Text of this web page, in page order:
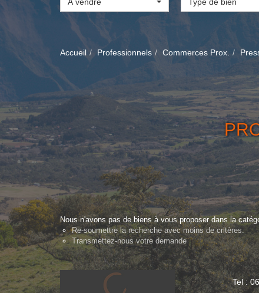
Accueil Professionnels Commerces Prox.
Nous n'avons pas de biens à vous proposer dans la
Re-soumettre la recherche avec moins de critères.
Transmettez-nous votre demande
Tel :